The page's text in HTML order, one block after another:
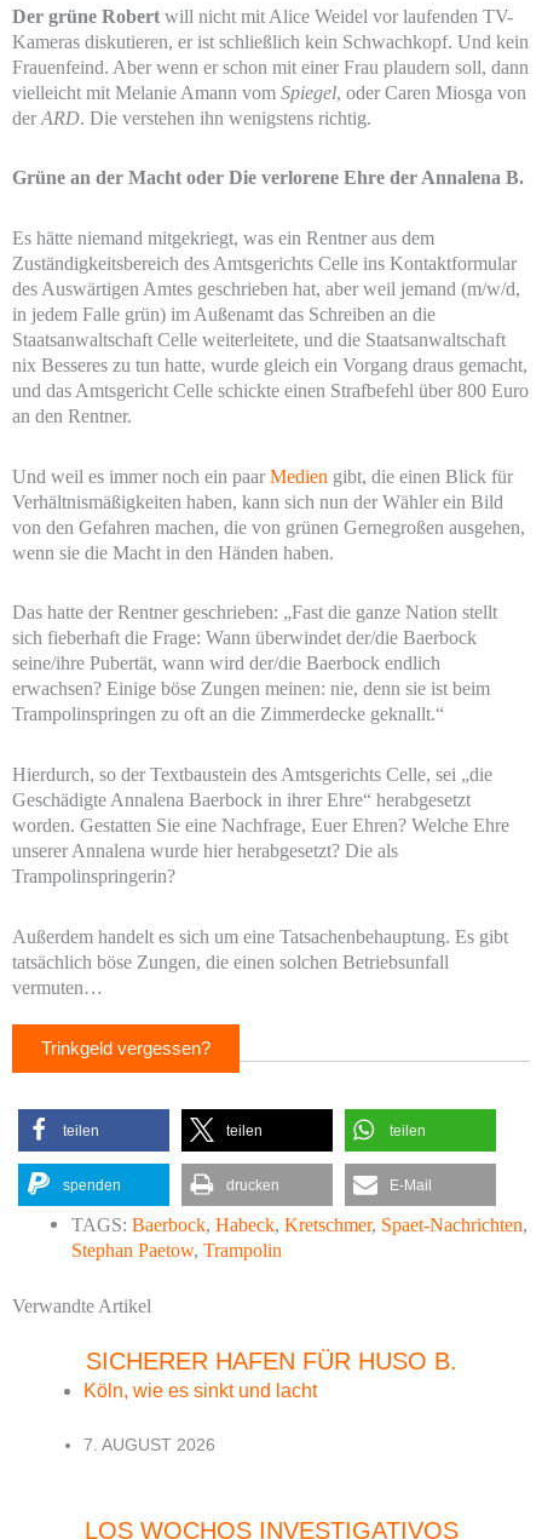
Der grüne Robert will nicht mit Alice Weidel vor laufenden TV-
Kameras diskutieren, er ist schließlich kein Schwachkopf. Und kein
Frauenfeind. Aber wenn er schon mit einer Frau plaudern soll, dann
vielleicht mit Melanie Amann vom Spiegel, oder Caren Miosga von
der ARD. Die verstehen ihn wenigstens richtig.
Grüne an der Macht oder Die verlorene Ehre der Annalena B.
Es hätte niemand mitgekriegt, was ein Rentner aus dem
Zuständigkeitsbereich des Amtsgerichts Celle ins Kontaktformular
des Auswärtigen Amtes geschrieben hat, aber weil jemand (m/w/d,
in jedem Falle grün) im Außenamt das Schreiben an die
Staatsanwaltschaft Celle weiterleitete, und die Staatsanwaltschaft
nix Besseres zu tun hatte, wurde gleich ein Vorgang draus gemacht,
und das Amtsgericht Celle schickte einen Strafbefehl über 800 Euro
an den Rentner.
Und weil es immer noch ein paar Medien gibt, die einen Blick für
Verhältnismäßigkeiten haben, kann sich nun der Wähler ein Bild
von den Gefahren machen, die von grünen Gernegroßen ausgehen,
wenn sie die Macht in den Händen haben.
Das hatte der Rentner geschrieben: „Fast die ganze Nation stellt
sich fieberhaft die Frage: Wann überwindet der/die Baerbock
seine/ihre Pubertät, wann wird der/die Baerbock endlich
erwachsen? Einige böse Zungen meinen: nie, denn sie ist beim
Trampolinspringen zu oft an die Zimmerdecke geknallt.“
Hierdurch, so der Textbaustein des Amtsgerichts Celle, sei „die
Geschädigte Annalena Baerbock in ihrer Ehre“ herabgesetzt
worden. Gestatten Sie eine Nachfrage, Euer Ehren? Welche Ehre
unserer Annalena wurde hier herabgesetzt? Die als
Trampolinspringerin?
Außerdem handelt es sich um eine Tatsachenbehauptung. Es gibt
tatsächlich böse Zungen, die einen solchen Betriebsunfall
vermuten…
Trinkgeld vergessen?
teilen teilen teilen
spenden drucken E-Mail
TAGS:Baerbock,Habeck,Kretschmer, Spaet-Nachrichten,
Stephan Paetow,Trampolin
Verwandte Artikel
SICHERER HAFEN FÜR HUSO B.
Köln, wie es sinkt und lacht
7. AUGUST 2026
LOS WOCHOS INVESTIGATIVOS